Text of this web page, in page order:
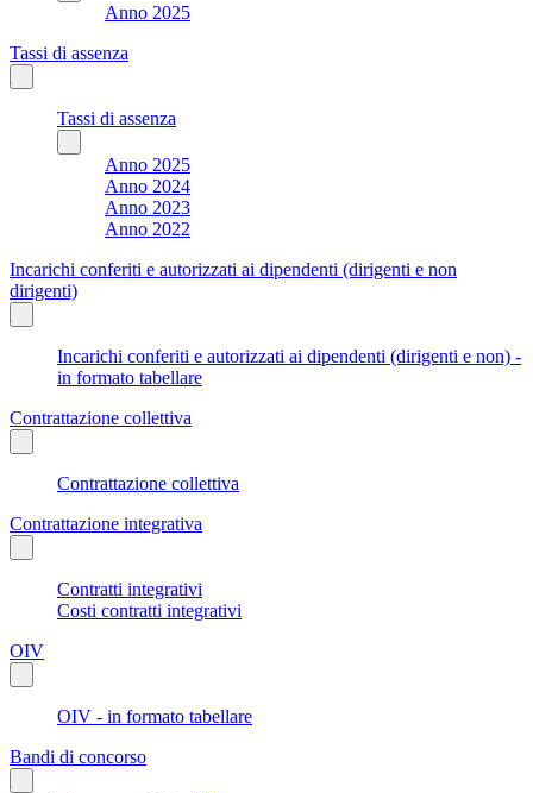
Anno 2025
Tassi di assenza
Tassi di assenza
Anno 2025
Anno 2024
Anno 2023
Anno 2022
Incarichi conferiti e autorizzati ai dipendenti (dirigenti e non
dirigenti)
Incarichi conferiti e autorizzati ai dipendenti (dirigenti e non) -
in formato tabellare
Contrattazione collettiva
Contrattazione collettiva
Contrattazione integrativa
Contratti integrativi
Costi contratti integrativi
OIV
OIV - in formato tabellare
Bandi di concorso